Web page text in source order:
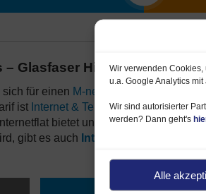
Wir verwenden Cookies,
u.a. Google Analytics mit
Wir sind autorisierter
werden? Dann geht's
Alle
Glasfaser Highspeed oder
für einen M-net
ist Internet & Telefon 500 . Zusätzlich
bietet unlimited
gibt es auch Internet Tarife